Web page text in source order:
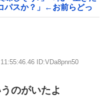
パスか？」←お前らどっ
ID:VDa8pnn50
のがいたよ